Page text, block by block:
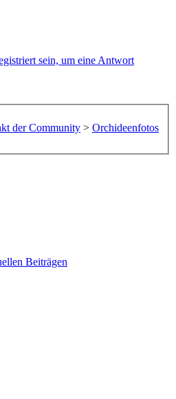
sein, um eine Antwort
der Community > Orchideenfotos
Beiträgen